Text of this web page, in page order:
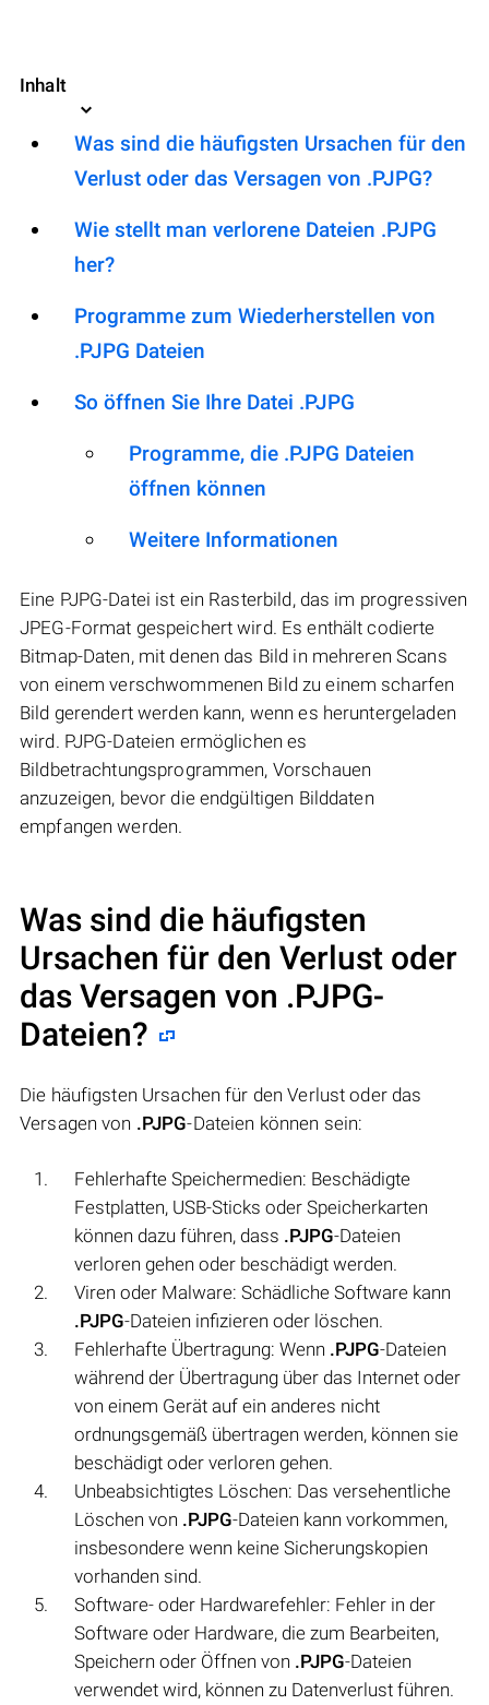
Inhalt
Was sind die häufigsten Ursachen für den
Verlust oder das Versagen von .PJPG?
Wie stellt man verlorene Dateien .PJPG
her?
Programme zum Wiederherstellen von
.PJPG Dateien
So öffnen Sie Ihre Datei .PJPG
Programme, die .PJPG Dateien
öffnen können
Weitere Informationen
Eine PJPG-Datei ist ein Rasterbild, das im progressiven
JPEG-Format gespeichert wird. Es enthält codierte
Bitmap-Daten, mit denen das Bild in mehreren Scans
von einem verschwommenen Bild zu einem scharfen
Bild gerendert werden kann, wenn es heruntergeladen
wird. PJPG-Dateien ermöglichen es
Bildbetrachtungsprogrammen, Vorschauen
anzuzeigen, bevor die endgültigen Bilddaten
empfangen werden.
Was sind die häufigsten
Ursachen für den Verlust oder
das Versagen von .PJPG-
Dateien?
Die häufigsten Ursachen für den Verlust oder das
Versagen von .PJPG-Dateien können sein:
Fehlerhafte Speichermedien: Beschädigte
Festplatten, USB-Sticks oder Speicherkarten
können dazu führen, dass .PJPG-Dateien
verloren gehen oder beschädigt werden.
Viren oder Malware: Schädliche Software kann
.PJPG-Dateien infizieren oder löschen.
Fehlerhafte Übertragung: Wenn .PJPG-Dateien
während der Übertragung über das Internet oder
von einem Gerät auf ein anderes nicht
ordnungsgemäß übertragen werden, können sie
beschädigt oder verloren gehen.
Unbeabsichtigtes Löschen: Das versehentliche
Löschen von .PJPG-Dateien kann vorkommen,
insbesondere wenn keine Sicherungskopien
vorhanden sind.
Software- oder Hardwarefehler: Fehler in der
Software oder Hardware, die zum Bearbeiten,
Speichern oder Öffnen von .PJPG-Dateien
verwendet wird, können zu Datenverlust führen.